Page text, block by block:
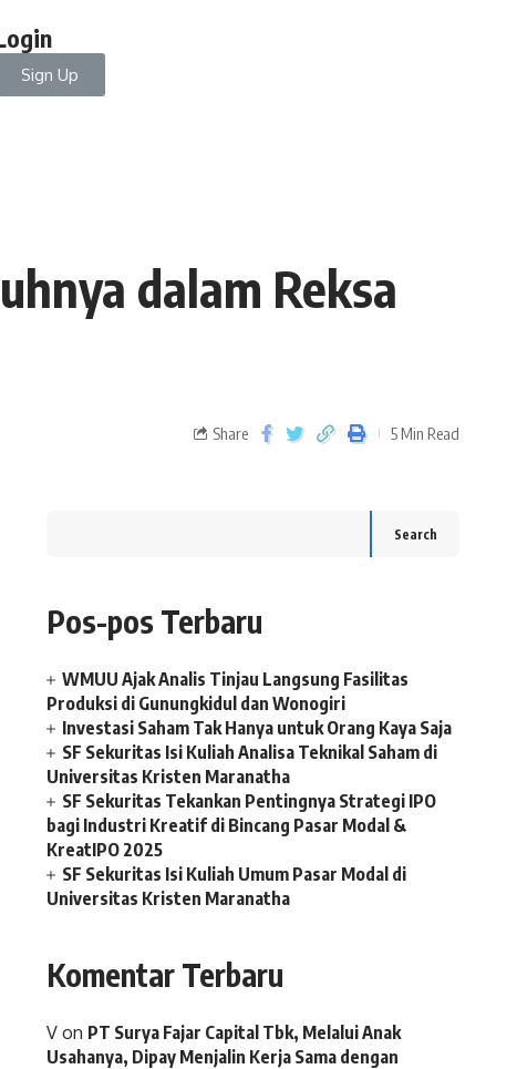
Sign Up
dalam Reksa
Share 5 Min Read
Search
Pos-pos Terbaru
WMUU Ajak Analis Tinjau Langsung Fasilitas
Produksi di Gunungkidul dan Wonogiri
Investasi Saham Tak Hanya untuk Orang Kaya Saja
SF Sekuritas Isi Kuliah Analisa Teknikal Saham di
Universitas Kristen Maranatha
SF Sekuritas Tekankan Pentingnya Strategi IPO
bagi Industri Kreatif di Bincang Pasar Modal &
KreatIPO 2025
SF Sekuritas Isi Kuliah Umum Pasar Modal di
Universitas Kristen Maranatha
Komentar Terbaru
Von PT Surya Fajar Capital Tbk, Melalui Anak
Usahanya, Dipay Menjalin Kerja Sama dengan